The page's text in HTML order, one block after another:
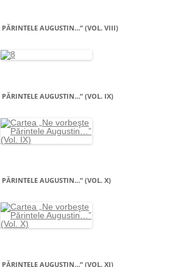
PĂRINTELE AUGUSTIN…” (VOL. VIII)
PĂRINTELE AUGUSTIN…” (VOL. IX)
PĂRINTELE AUGUSTIN…” (VOL. X)
PĂRINTELE AUGUSTIN…” (VOL. XI)